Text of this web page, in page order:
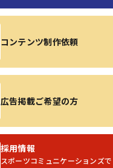
コンテンツ制作依頼
広告掲載ご希望の方
採用情報
スポーツコミュニケーションズで